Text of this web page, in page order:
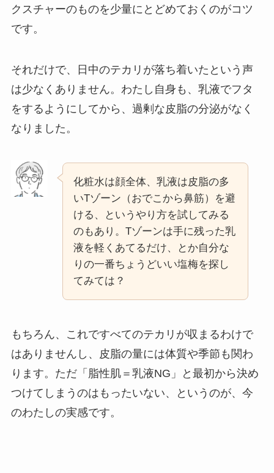
クスチャーのものを少量にとどめておくのがコツ
です。
それだけで、日中のテカリが落ち着いたという声
は少なくありません。わたし自身も、乳液でフタ
をするようにしてから、過剰な皮脂の分泌がなく
なりました。
化粧水は顔全体、乳液は皮脂の多
いTゾーン（おでこから鼻筋）を避
ける、というやり方を試してみる
のもあり。Tゾーンは手に残った乳
液を軽くあてるだけ、とか自分な
りの一番ちょうどいい塩梅を探し
てみては？
もちろん、これですべてのテカリが収まるわけで
はありませんし、皮脂の量には体質や季節も関わ
ります。ただ「脂性肌＝乳液NG」と最初から決め
つけてしまうのはもったいない、というのが、今
のわたしの実感です。